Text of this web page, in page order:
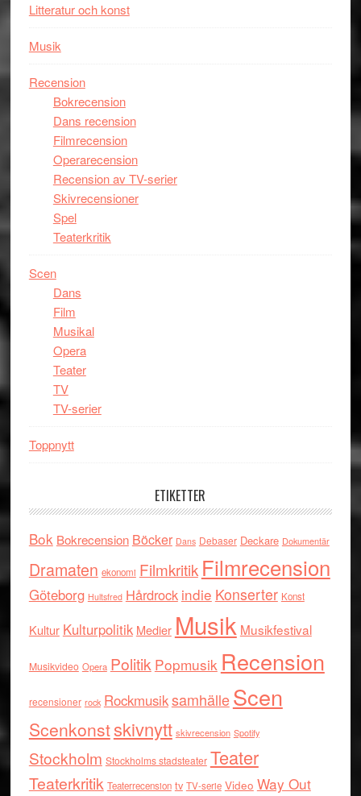
Litteratur och konst
Musik
Recension
Bokrecension
Dans recension
Filmrecension
Operarecension
Recension av TV-serier
Skivrecensioner
Spel
Teaterkritik
Scen
Dans
Film
Musikal
Opera
Teater
TV
TV-serier
Toppnytt
ETIKETTER
Bok Bokrecension Böcker Dans Debaser Deckare Dokumentär
Dramaten ekonomi Filmkritik Filmrecension
Göteborg Hultsfred Hårdrock indie Konserter Konst
Kultur Kulturpolitik Medier Musik Musikfestival
Musikvideo Opera Politik Popmusik Recension
recensioner rock RockmusiksamhälleScen
Scenkonstskivnytt skivrecension Spotify
Stockholm Stockholms stadsteater Teater
Teaterkritik Teaterrecension tv TV-serie Video Way Out